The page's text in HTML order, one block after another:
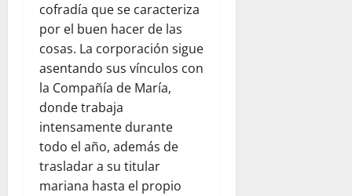
cofradía que se caracteriza
por el buen hacer de las
cosas. La corporación sigue
asentando sus vínculos con
la Compañía de María,
donde trabaja
intensamente durante
todo el año, además de
trasladar a su titular
mariana hasta el propio